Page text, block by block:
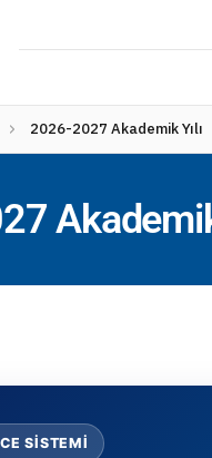
2026-2027 Akademik Yılı
Akademik
SISTEMI